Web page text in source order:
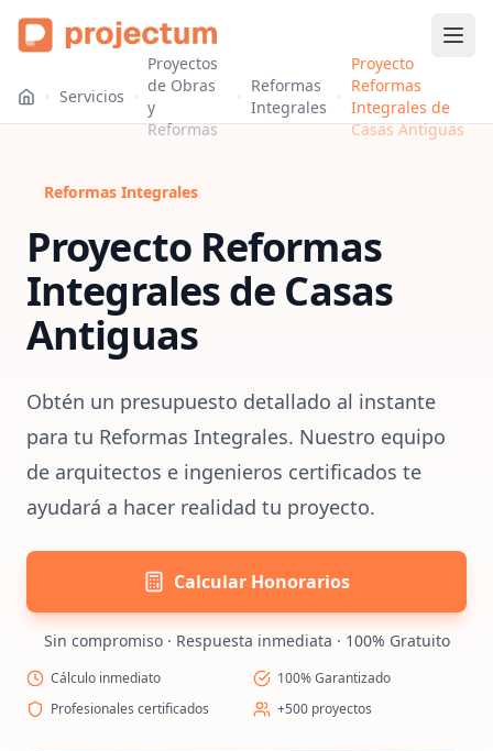
Servicios
Proyectos
de Obras
y
Reformas
Reformas
Integrales
Proyecto
Reformas
Integrales de
Casas Antiguas
Reformas Integrales
Proyecto Reformas
Integrales de Casas
Antiguas
Obtén un presupuesto detallado al instante
para tu Reformas Integrales. Nuestro equipo
de arquitectos e ingenieros certificados te
ayudará a hacer realidad tu proyecto.
Calcular Honorarios
Sin compromiso · Respuesta inmediata · 100% Gratuito
Cálculo inmediato
100% Garantizado
Profesionales certificados
+500 proyectos